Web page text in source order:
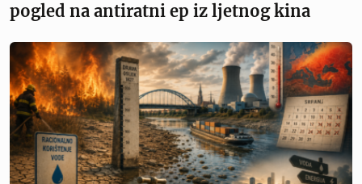
pogled na antiratni ep iz ljetnog kina